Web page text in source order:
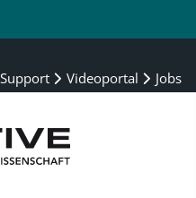
Support Videoportal Jobs